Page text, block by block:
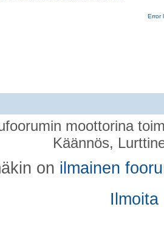
Error
moottorina
Käännös,
on ilmainen